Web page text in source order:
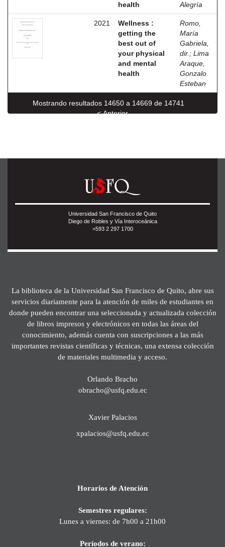
health
Alegría
2021
Wellness :
getting the
best out of
your physical
and mental
health
Romo,
María
Gabriela,
dir. ; Lima
Araque,
Gonzalo
Esteban
Mostrando resultados 14650 a 14669 de 14741
< Anterior
Universidad San Francisco de Quito
Diego de Robles y Vía Interoceánica
+593 2 297 1700
La biblioteca de la Universidad San Francisco de Quito, abre sus
servicios diariamente para la atención de miles de estudiantes en
donde pueden encontrar una seleccionada y actualizada colección
de libros impresos y electrónicos en todas las áreas del
conocimiento, además cuenta con suscripciones a las más
importantes revistas científicas y técnicas, una extensa colección
de materiales multimedia y acceso.
Orlando Bracho
obracho@usfq.edu.ec
Xavier Palacios
xpalacios@usfq.edu.ec
Horarios de Atención
Semestres regulares:
Lunes a viernes: de 7h00 a 21h00
Períodos de verano: